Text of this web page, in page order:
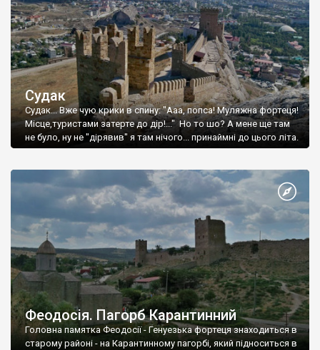
Судак
Судак... Вже чую крики в спину: "Ааа, попса! Муляжна фортеця!
Місце,туристами затерте до дір!..." Но то шо? А мене ще там
не було, ну не "дірявив" я там нічого... принаймні до цього літа.
Феодосія. Пагорб Карантинний
Головна памятка Феодосії - Генуезька фортеця знаходиться в
старому районі - на Карантинному пагорбі, який підноситься в